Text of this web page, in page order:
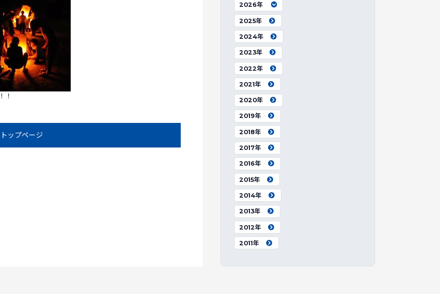
！
トップページ
2026年
2025年
2024年
2023年
2022年
2021年
2020年
2019年
2018年
2017年
2016年
2015年
2014年
2013年
2012年
2011年